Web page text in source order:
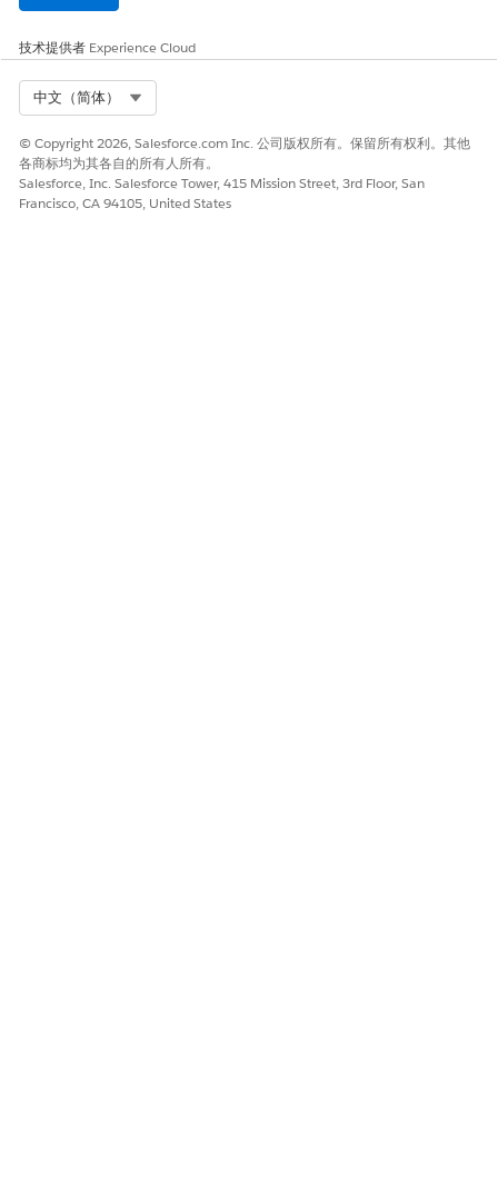
技术提供者 Experience Cloud
中文（简体）
© Copyright 2026, Salesforce.com Inc. 公司版权所有。保留所有权利。其他
各商标均为其各自的所有人所有。
Salesforce, Inc. Salesforce Tower, 415 Mission Street, 3rd Floor, San
Francisco, CA 94105, United States